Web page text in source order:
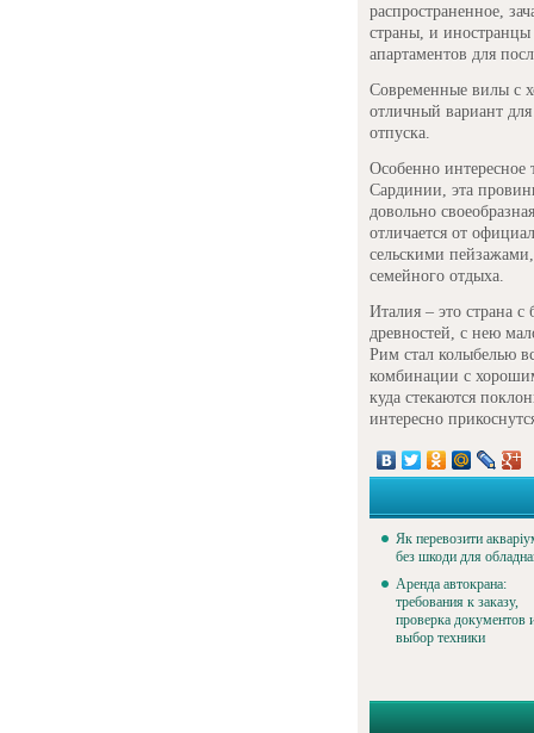
распространенное,
страны, и иностранцы
апартаментов для
Современные вилы с
отличный вариант
отпуска.
Особенно интересное
Сардинии, эта
довольно
отличается от
сельскими
семейного отдыха.
Италия – это страна
древностей, с нею
Рим стал колыбелью
комбинации с
куда стекаются
интересно
Як перевозити
без шкоди для
Аренда автокрана:
требования к заказу,
проверка документов
выбор техники